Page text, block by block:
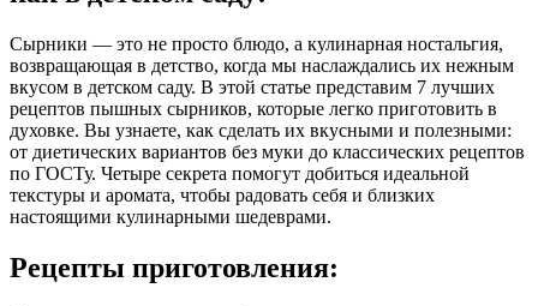
Сырники — это не просто блюдо, а кулинарная ностальгия,
возвращающая в детство, когда мы наслаждались их нежным
вкусом в детском саду. В этой статье представим 7 лучших
рецептов пышных сырников, которые легко приготовить в
духовке. Вы узнаете, как сделать их вкусными и полезными:
от диетических вариантов без муки до классических рецептов
по ГОСТу. Четыре секрета помогут добиться идеальной
текстуры и аромата, чтобы радовать себя и близких
настоящими кулинарными шедеврами.
Рецепты приготовления: